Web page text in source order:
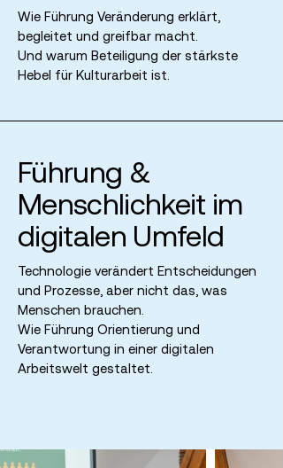
Wie Führung Veränderung erklärt,
begleitet und greifbar macht.
Und warum Beteiligung der stärkste
Hebel für Kulturarbeit ist.
Führung &
Menschlichkeit im
digitalen Umfeld
Technologie verändert Entscheidungen
und Prozesse, aber nicht das, was
Menschen brauchen.
Wie Führung Orientierung und
Verantwortung in einer digitalen
Arbeitswelt gestaltet.